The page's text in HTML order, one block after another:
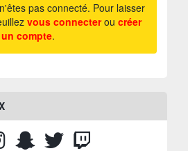
pas connecté. Pour laisser
vous connecterou créer
un compte.